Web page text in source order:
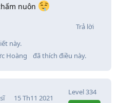
nuôn
Trả lời
này.
Hoàng đã thích điều này.
Level334
15 Th11 2021